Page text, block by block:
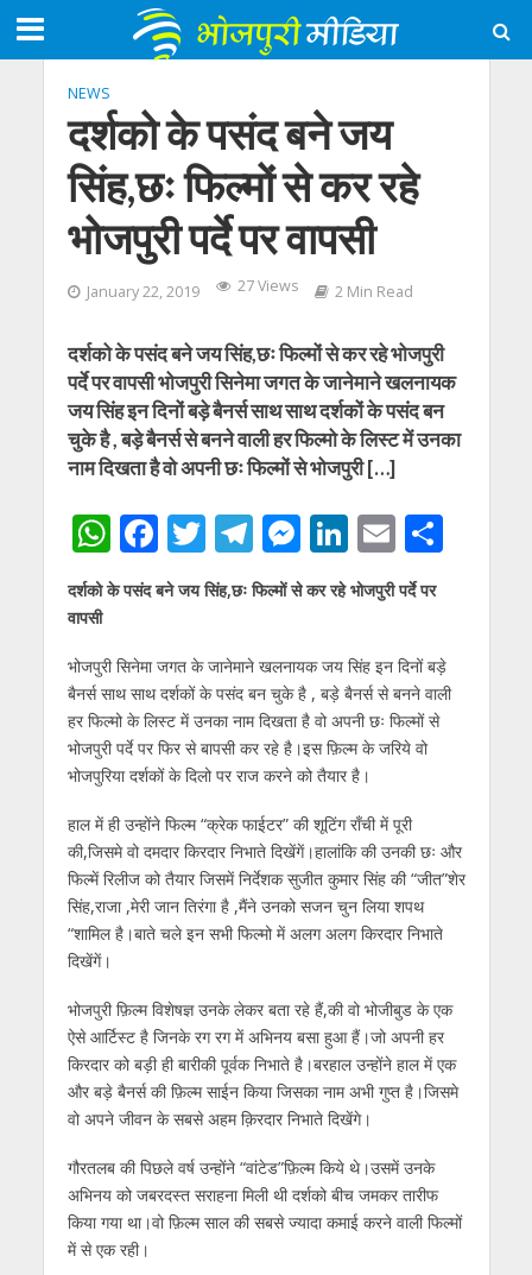
NEWS
दर्शको के पसंद बने जय
सिंह,छः फिल्मों से कर रहे
भोजपुरी पर्दे पर वापसी
January 22, 2019 27 Views 2 Min Read
दर्शको के पसंद बने जय सिंह,छः फिल्मों से कर रहे भोजपुरी
पर्दे पर वापसी भोजपुरी सिनेमा जगत के जानेमाने खलनायक
जय सिंह इन दिनों बड़े बैनर्स साथ साथ दर्शकों के पसंद बन
चुके है , बड़े बैनर्स से बनने वाली हर फिल्मो के लिस्ट में उनका
नाम दिखता है वो अपनी छः फिल्मों से भोजपुरी […]
W
h
at
s
A
p
p
F
ac
e
o
o
k
T
w
itt
er
T
el
e
gr
a
m
M
e
ss
n
g
er
Li
n
k
e
dI
n
E
m
ai
l
S
e
दर्शको के पसंद बने जय सिंह,छः फिल्मों से कर रहे भोजपुरी पर्दे पर
वापसी
भोजपुरी सिनेमा जगत के जानेमाने खलनायक जय सिंह इन दिनों बड़े
बैनर्स साथ साथ दर्शकों के पसंद बन चुके है , बड़े बैनर्स से बनने वाली
हर फिल्मो के लिस्ट में उनका नाम दिखता है वो अपनी छः फिल्मों से
भोजपुरी पर्दे पर फिर से बापसी कर रहे है।इस फ़िल्म के जरिये वो
भोजपुरिया दर्शकों के दिलो पर राज करने को तैयार है।
हाल में ही उन्होंने फिल्म “क्रेक फाईटर” की शूटिंग राँची में पूरी
की,जिसमे वो दमदार किरदार निभाते दिखेंगें।हालांकि की उनकी छः और
फिल्में रिलीज को तैयार जिसमें निर्देशक सुजीत कुमार सिंह की “जीत”शेर
सिंह,राजा ,मेरी जान तिरंगा है ,मैंने उनको सजन चुन लिया शपथ
“शामिल है।बाते चले इन सभी फिल्मो में अलग अलग किरदार निभाते
दिखेंगें।
भोजपुरी फ़िल्म विशेषज्ञ उनके लेकर बता रहे हैं,की वो भोजीबुड के एक
ऐसे आर्टिस्ट है जिनके रग रग में अभिनय बसा हुआ हैं।जो अपनी हर
किरदार को बड़ी ही बारीकी पूर्वक निभाते है।बरहाल उन्होंने हाल में एक
और बड़े बैनर्स की फ़िल्म साईन किया जिसका नाम अभी गुप्त है।जिसमे
वो अपने जीवन के सबसे अहम क़िरदार निभाते दिखेंगे।
गौरतलब की पिछले वर्ष उन्होंने “वांटेड”फ़िल्म किये थे।उसमें उनके
अभिनय को जबरदस्त सराहना मिली थी दर्शको बीच जमकर तारीफ
किया गया था।वो फ़िल्म साल की सबसे ज्यादा कमाई करने वाली फिल्मों
में से एक रही।